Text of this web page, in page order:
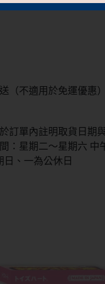
能閱覽OGC網
回上一頁
（不適用於免運優惠）
訂單內註明取貨日期
：星期二～星期六 中
日、一為公休日